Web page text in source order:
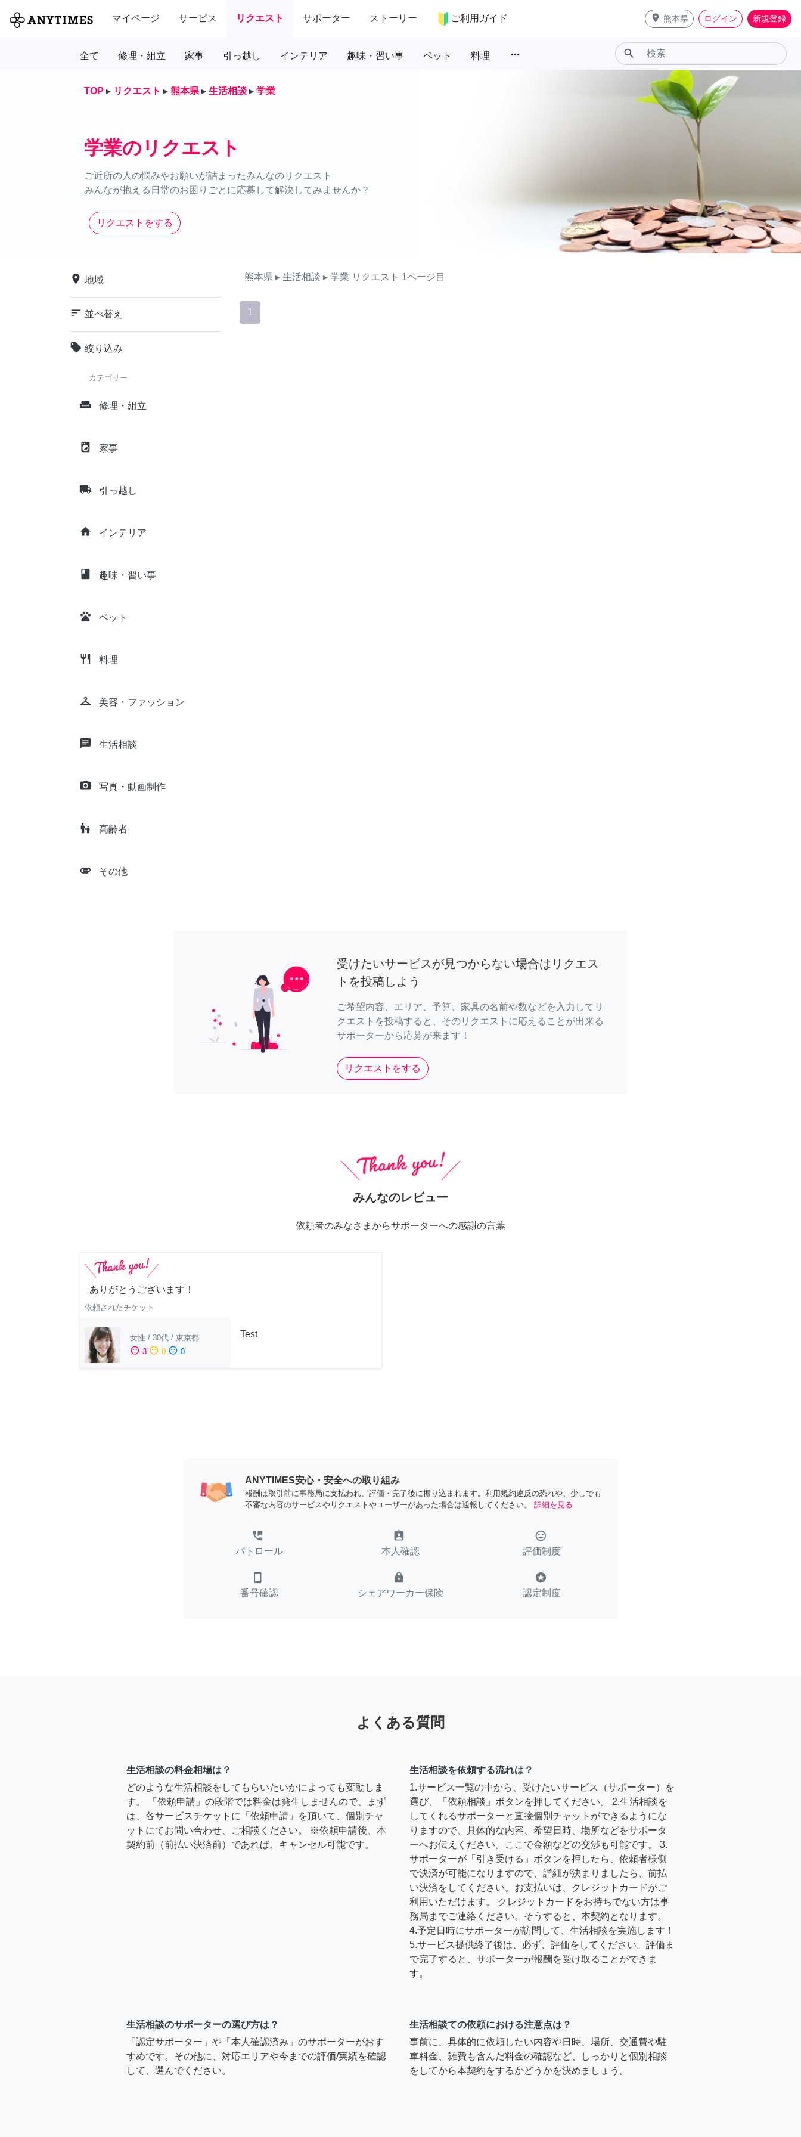
マイページ サービス リクエスト サポーター ストーリー ご利用ガイド place 熊本県 ログイン 新規登録
全て 修理・組立 家事 引っ越し インテリア 趣味・習い事 ペット 料理 more_horiz search
TOP ▸ リクエスト ▸ 熊本県 ▸ 生活相談 ▸ 学業
学業のリクエスト
ご近所の人の悩みやお願いが詰まったみんなのリクエスト
みんなが抱える日常のお困りごとに応募して解決してみませんか？
リクエストをする
place 地域
sort 並べ替え
local_offer 絞り込み
カテゴリー
weekend 修理・組立
local_laundry_service 家事
local_shipping 引っ越し
home インテリア
class 趣味・習い事
pets ペット
restaurant 料理
checkroom 美容・ファッション
chat 生活相談
camera_alt 写真・動画制作
escalator_warning 高齢者
attachment その他
熊本県 ▸ 生活相談 ▸ 学業 リクエスト 1ページ目
1
受けたいサービスが見つからない場合はリクエス
トを投稿しよう
ご希望内容、エリア、予算、家具の名前や数などを入力してリ
クエストを投稿すると、そのリクエストに応えることが出来る
サポーターから応募が来ます！
リクエストをする
みんなのレビュー
依頼者のみなさまからサポーターへの感謝の言葉
ありがとうございます！
依頼されたチケット
女性 / 30代 / 東京都
sentiment_satisfied 3 sentiment_neutral 0 sentiment_dissatisfied 0
Test
ANYTIMES安心・安全への取り組み
報酬は取引前に事務局に支払われ、評価・完了後に振り込まれます。利用規約違反の恐れや、少しでも
不審な内容のサービスやリクエストやユーザーがあった場合は通報してください。
詳細を見る
perm_phone_msg
パトロール
assignment_ind
本人確認
tag_faces
評価制度
smartphone
番号確認
lock
シェアワーカー保険
stars
認定制度
よくある質問
生活相談の料金相場は？
どのような生活相談をしてもらいたいかによっても変動しま
す。 「依頼申請」の段階では料金は発生しませんので、まず
は、各サービスチケットに「依頼申請」を頂いて、個別チャ
ットにてお問い合わせ、ご相談ください。 ※依頼申請後、本
契約前（前払い決済前）であれば、キャンセル可能です。
生活相談を依頼する流れは？
1.サービス一覧の中から、受けたいサービス（サポーター）を
選び、「依頼相談」ボタンを押してください。 2.生活相談を
してくれるサポーターと直接個別チャットができるようにな
りますので、具体的な内容、希望日時、場所などをサポータ
ーへお伝えください。ここで金額などの交渉も可能です。 3.
サポーターが「引き受ける」ボタンを押したら、依頼者様側
で決済が可能になりますので、詳細が決まりましたら、前払
い決済をしてください。お支払いは、クレジットカードがご
利用いただけます。 クレジットカードをお持ちでない方は事
務局までご連絡ください。そうすると、本契約となります。
4.予定日時にサポーターが訪問して、生活相談を実施します！
5.サービス提供終了後は、必ず、評価をしてください。評価ま
で完了すると、サポーターが報酬を受け取ることができま
す。
生活相談のサポーターの選び方は？
「認定サポーター」や「本人確認済み」のサポーターがおす
すめです。その他に、対応エリアや今までの評価/実績を確認
して、選んでください。
生活相談ての依頼における注意点は？
事前に、具体的に依頼したい内容や日時、場所、交通費や駐
車料金、雑費も含んだ料金の確認など、しっかりと個別相談
をしてから本契約をするかどうかを決めましょう。